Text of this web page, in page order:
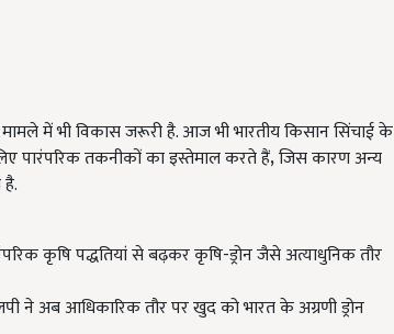
में भी विकास जरूरी है. आज भी भारतीय किसान सिंचाई के
पारंपरिक तकनीकों का इस्तेमाल करते हैं,जिस कारण अन्य
कृषि पद्धतियां से बढ़कर कृषि-ड्रोन जैसे अत्याधुनिक तौर
ने अब आधिकारिक तौर पर खुद को भारत के अग्रणी ड्रोन